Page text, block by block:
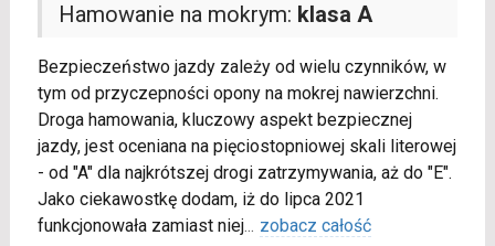
Hamowanie na mokrym: klasa A
Bezpieczeństwo jazdy zależy od wielu czynników, w
tym od przyczepności opony na mokrej nawierzchni.
Droga hamowania, kluczowy aspekt bezpiecznej
jazdy, jest oceniana na pięciostopniowej skali literowej
- od "A" dla najkrótszej drogi zatrzymywania, aż do "E".
Jako ciekawostkę dodam, iż do lipca 2021
funkcjonowała zamiast niej... zobacz całość